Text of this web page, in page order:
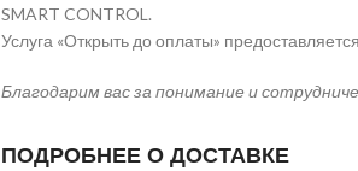
SMART CONTROL.
Услуга «Открыть до оплаты»
Благодарим вас за понимание и
ПОДРОБНЕЕ О ДОСТАВКЕ